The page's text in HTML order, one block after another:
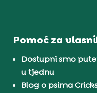
Pomoć za
Dostupni smo
u tjednu
Blog o psima